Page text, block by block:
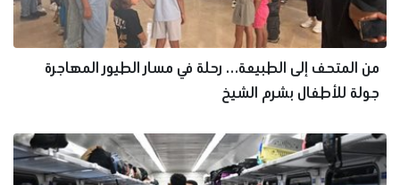
من المتحف إلى الطبيعة… رحلة في مسار الطيور المهاجرة
جولة للأطفال بشرم الشيخ